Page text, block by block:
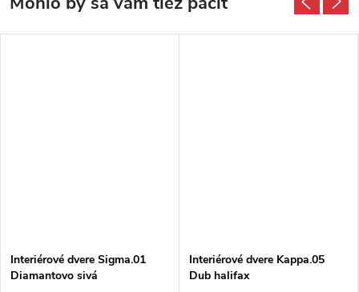
Interiérové dvere Sigma.01
Diamantovo sivá
Interiérové dvere Kappa.05
Dub halifax